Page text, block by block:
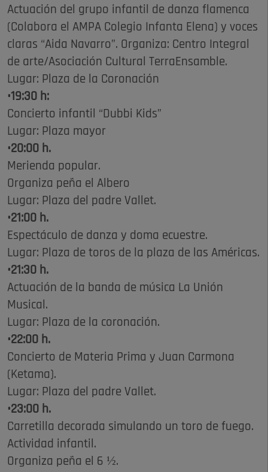
Actuación del grupo infantil de danza flamenca
(Colabora el AMPA Colegio Infanta Elena) y voces
claras “Aida Navarro”. Organiza: Centro Integral
de arte/Asociación Cultural TerraEnsamble.
Lugar: Plaza de la Coronación
•19:30 h:
Concierto infantil “Dubbi Kids”
Lugar: Plaza mayor
•20:00 h.
Merienda popular.
Organiza peña el Albero
Lugar: Plaza del padre Vallet.
•21:00 h.
Espectáculo de danza y doma ecuestre.
Lugar: Plaza de toros de la plaza de las Américas.
•21:30 h.
Actuación de la banda de música La Unión
Musical.
Lugar: Plaza de la coronación.
•22:00 h.
Concierto de Materia Prima y Juan Carmona
(Ketama).
Lugar: Plaza del padre Vallet.
•23:00 h.
Carretilla decorada simulando un toro de fuego.
Actividad infantil.
Organiza peña el 6 ½.